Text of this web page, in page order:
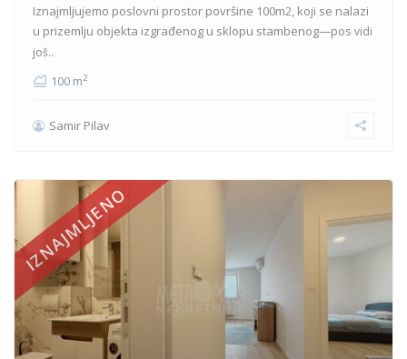
Iznajmljujemo poslovni prostor površine 100m2, koji se nalazi
u prizemlju objekta izgrađenog u sklopu stambenog—pos vidi
još..
100 m2
Samir Pilav
IZNAJMLJENO